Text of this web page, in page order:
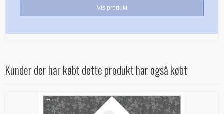
Vis produkt
Kunder der har købt dette produkt har også købt